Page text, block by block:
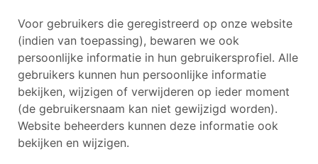
Voor gebruikers die geregistreerd op onze website
(indien van toepassing), bewaren we ook
persoonlijke informatie in hun gebruikersprofiel. Alle
gebruikers kunnen hun persoonlijke informatie
bekijken, wijzigen of verwijderen op ieder moment
(de gebruikersnaam kan niet gewijzigd worden).
Website beheerders kunnen deze informatie ook
bekijken en wijzigen.